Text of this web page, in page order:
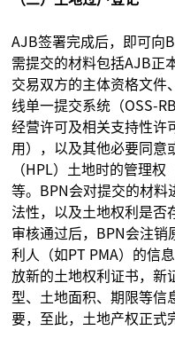
AJB签署完成后，即可向
需提交的材料包括AJB正
交易双方的主体资格文件
线单一提交系统（OSS-
经营许可及相关支持性许
用），以及其他必要同意
（HPL）土地时的管理权
等。BPN会对提交的材料
法性，以及土地权利是否
审核通过后，BPN会注销
利人（如PT PMA）的信
放新的土地权利证书，新
型、土地面积、期限等信
要，至此，土地产权正式